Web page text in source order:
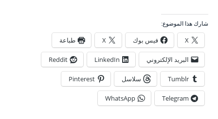
شارك هذا الموضوع:
X فيس بوك X طباعة
البريد الإلكتروني LinkedIn
Reddit
Tumblr سلاسل Pinterest
Telegram
WhatsApp